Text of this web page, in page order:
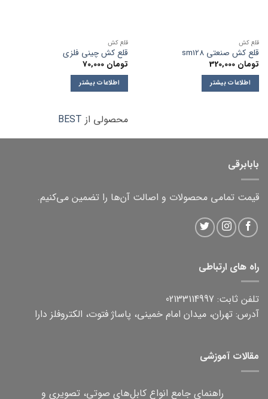
قلع کش
قلع کش صنعتی sm128
تومان
اطلاعات بیشتر
قلع کش
قلع کش چینی فلزی
تومان
اطلاعات بیشتر
محصولی از BEST
بابابرقی
قیمت تمامی محصولات و اصالت آن‌ها را تضمین می‌کنیم.
راه های ارتباطی
تلفن ثابت: 02133114997
آدرس: تهران، میدان امام خمینی، پاساژ فتوت، الکتروفلز دارا
مقالات آموزشی
راهنمای جامع انواع کابل‌های صوتی، تصویری و